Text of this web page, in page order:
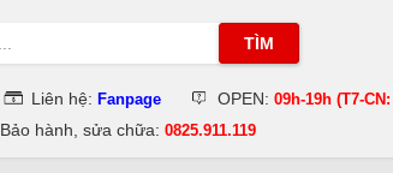
TÌM
Liên hệ:Fanpage OPEN:09h-19h (T7-
Bảo hành, sửa chữa:0825.911.119